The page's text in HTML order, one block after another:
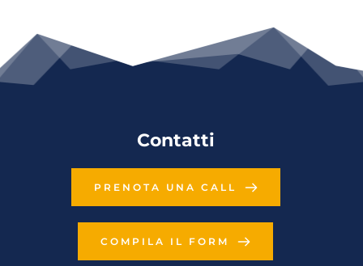
Contatti
PRENOTA UNA CALL
COMPILA IL FORM